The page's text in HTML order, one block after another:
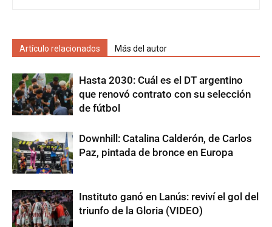
Artículo relacionados Más del autor
Hasta 2030: Cuál es el DT argentino
que renovó contrato con su selección
de fútbol
Downhill: Catalina Calderón, de Carlos
Paz, pintada de bronce en Europa
Instituto ganó en Lanús: reviví el gol del
triunfo de la Gloria (VIDEO)